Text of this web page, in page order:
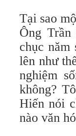
Tại sao
Ông
chục
lên như
nghiệm
không?
Hiến nói
nào văn